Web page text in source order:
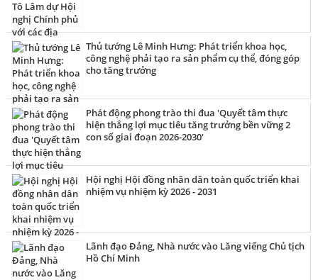
Thủ tướng Lê Minh Hưng: Phát triển khoa học,
công nghệ phải tạo ra sản phẩm cụ thể, đóng góp
cho tăng trưởng
Phát động phong trào thi đua 'Quyết tâm thực
hiện thắng lợi mục tiêu tăng trưởng bền vững 2
con số giai đoạn 2026-2030'
Hội nghị Hội đồng nhân dân toàn quốc triển khai
nhiệm vụ nhiệm kỳ 2026 - 2031
Lãnh đạo Đảng, Nhà nước vào Lăng viếng Chủ tịch
Hồ Chí Minh